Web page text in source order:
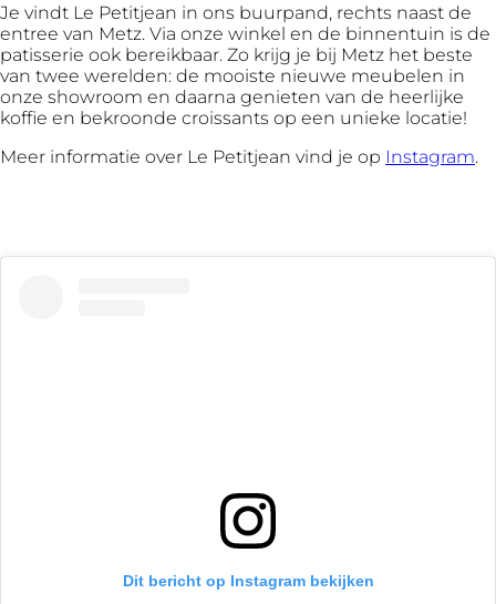
Je vindt Le Petitjean in ons buurpand, rechts naast de
entree van Metz. Via onze winkel en de binnentuin is de
patisserie ook bereikbaar. Zo krijg je bij Metz het beste
van twee werelden: de mooiste nieuwe meubelen in
onze showroom en daarna genieten van de heerlijke
koffie en bekroonde croissants op een unieke locatie!
Meer informatie over Le Petitjean vind je op Instagram.
Dit bericht op Instagram bekijken